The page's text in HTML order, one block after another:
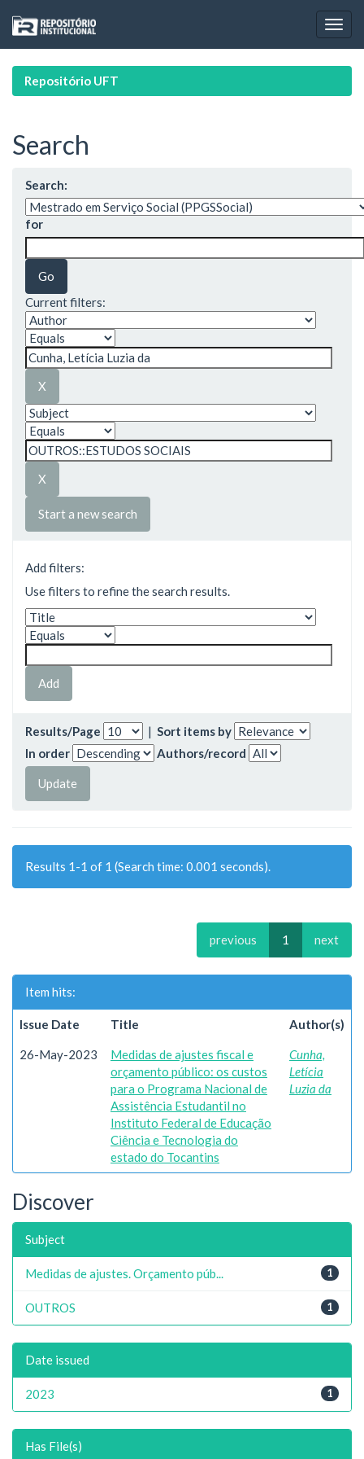
navigation
Repositório UFT
Search
Search:
for
Current filters:
Start a new search
Add filters:
Use filters to refine the search results.
Results/Page | Sort items by
In order
Authors/record
Results 1-1 of 1 (Search time: 0.001 seconds).
previous 1 next
Item hits:
Issue Date Title Author(s)
26-May-2023
Medidas de ajustes fiscal e
orçamento público: os custos
para o Programa Nacional de
Assistência Estudantil no
Instituto Federal de Educação
Ciência e Tecnologia do
estado do Tocantins
Cunha,
Letícia
Luzia da
Discover
Subject
1
Medidas de ajustes. Orçamento púb...
1
OUTROS
Date issued
1
2023
Has File(s)